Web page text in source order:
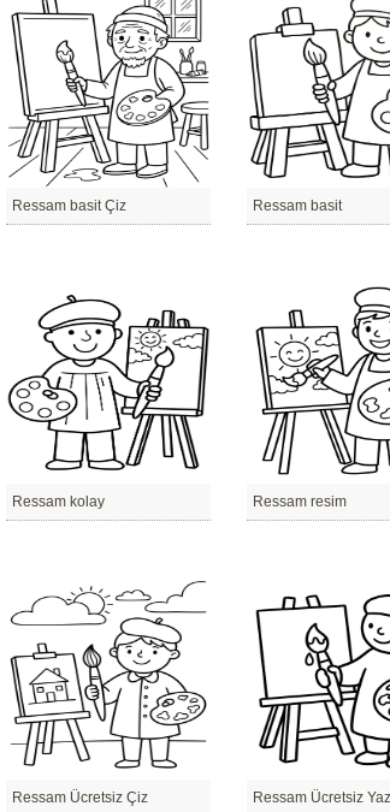
Ressam basit Çiz Ressam basit
Ressam kolay Ressam resim
Ressam Ücretsiz Çiz